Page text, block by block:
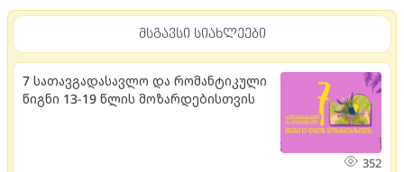
მსგავსი სიახლეები
7 სათავგადასავლო და რომანტიკული
წიგნი 13-19 წლის მოზარდებისთვის
352